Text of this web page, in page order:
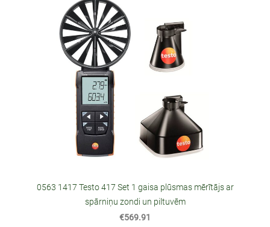
0563 1417 Testo 417 Set 1 gaisa plūsmas mērītājs ar
spārniņu zondi un piltuvēm
€569.91